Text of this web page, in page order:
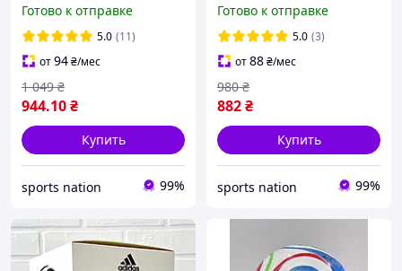
Aerowsculpt) размер 5
Готово к отправке
5.0 (11)
от94₴/мес
944.10₴
1 049 ₴
Купить
sports nation 99%
термошов
Готово к отправке
5.0 (3)
от88₴/мес
882₴
980 ₴
Купить
sports nation 99%